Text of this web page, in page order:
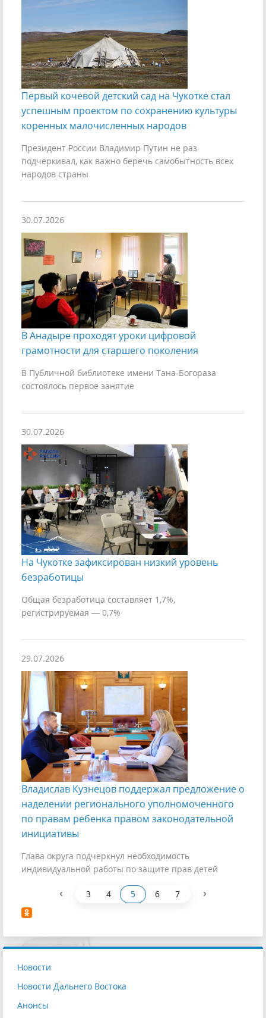
Первый кочевой детский сад на Чукотке стал
успешным проектом по сохранению культуры
коренных малочисленных народов
Президент России Владимир Путин не раз
подчеркивал, как важно беречь самобытность всех
народов страны
30.07.2026
В Анадыре проходят уроки цифровой
грамотности для старшего поколения
В Публичной библиотеке имени Тана-Богораза
состоялось первое занятие
30.07.2026
На Чукотке зафиксирован низкий уровень
безработицы
Общая безработица составляет 1,7%,
регистрируемая — 0,7%
29.07.2026
Владислав Кузнецов поддержал предложение о
наделении регионального уполномоченного
по правам ребенка правом законодательной
инициативы
Глава округа подчеркнул необходимость
индивидуальной работы по защите прав детей
‹ 3 4 5 6 7 ›
Новости
Новости Дальнего Востока
Анонсы